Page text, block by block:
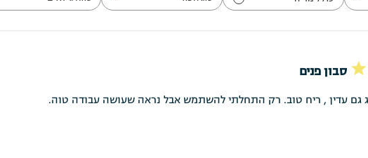
הכל
הכל
סבון פנים
גם עדין , ריח טוב. רק התחלתי להשתמש אבל נראה שעושה עבודה טוה.